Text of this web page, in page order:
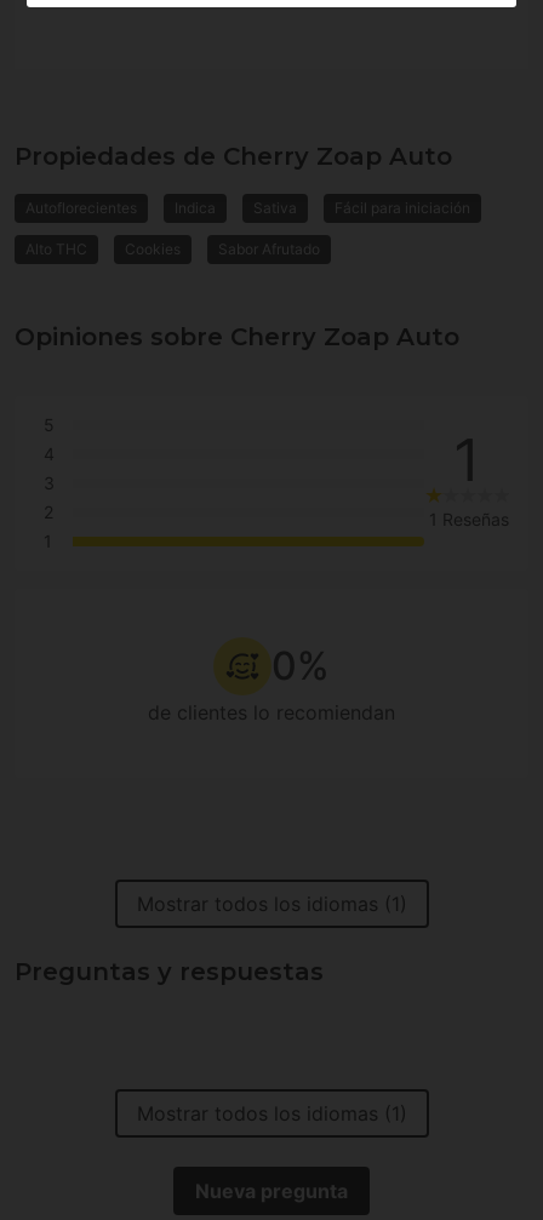
Propiedades de Cherry Zoap Auto
Autoflorecientes Indica Sativa Fácil para iniciación
Alto THC Cookies Sabor Afrutado
Opiniones sobre Cherry Zoap Auto
5
4
3
2
1
1
1 Reseñas
0%
de clientes lo recomiendan
Mostrar todos los idiomas (1)
Preguntas y respuestas
Mostrar todos los idiomas (1)
Nueva pregunta